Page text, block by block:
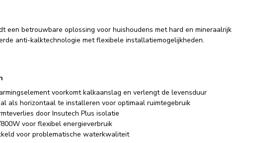
een betrouwbare oplossing voor huishoudens met hard en mineraalrijk
anti-kalktechnologie met flexibele installatiemogelijkheden.
voorkomt kalkaanslag en verlengt de levensduur
als horizontaal te installeren voor optimaal ruimtegebruik
door Insutech Plus isolatie
voor flexibel energieverbruik
voor problematische waterkwaliteit